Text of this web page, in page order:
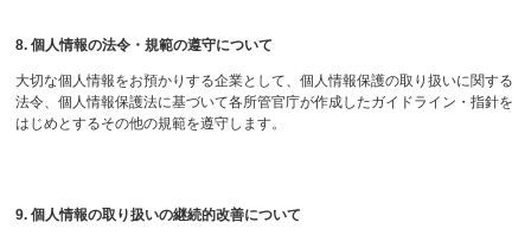
8. 個人情報の法令・規範の遵守について
大切な個人情報をお預かりする企業として、個人情報保護の取り扱いに関する
法令、個人情報保護法に基づいて各所管官庁が作成したガイドライン・指針を
はじめとするその他の規範を遵守します。
9. 個人情報の取り扱いの継続的改善について